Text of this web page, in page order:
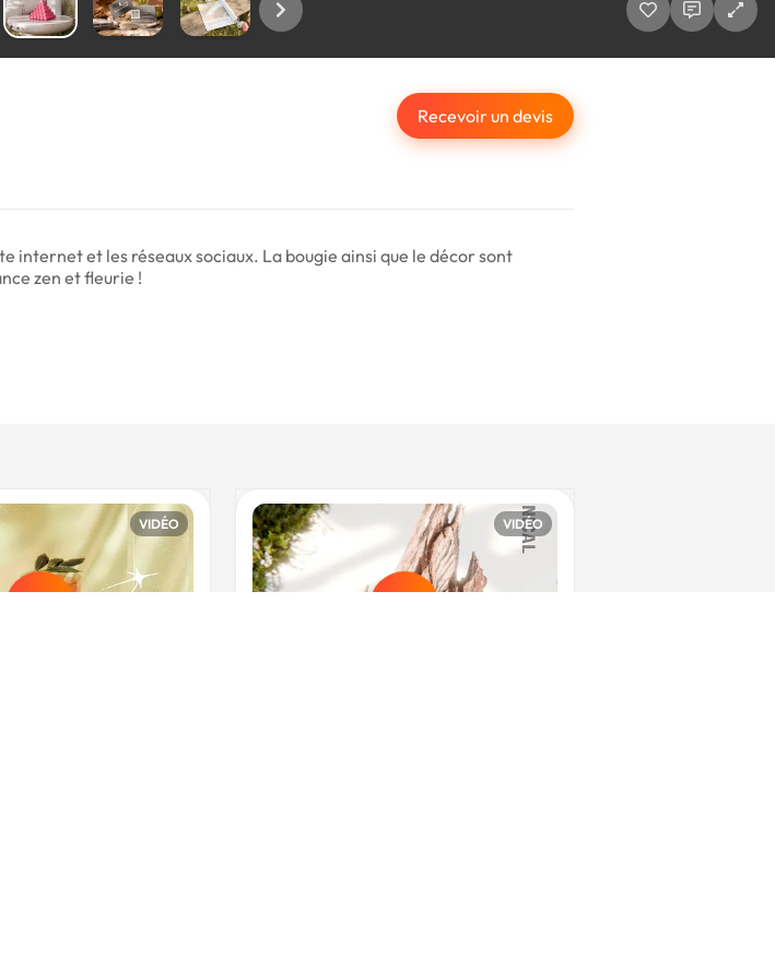
Recevoir un devis
internet et les réseaux sociaux. La bougie ainsi que le décor sont
zen et fleurie !
VIDÉO VIDÉO